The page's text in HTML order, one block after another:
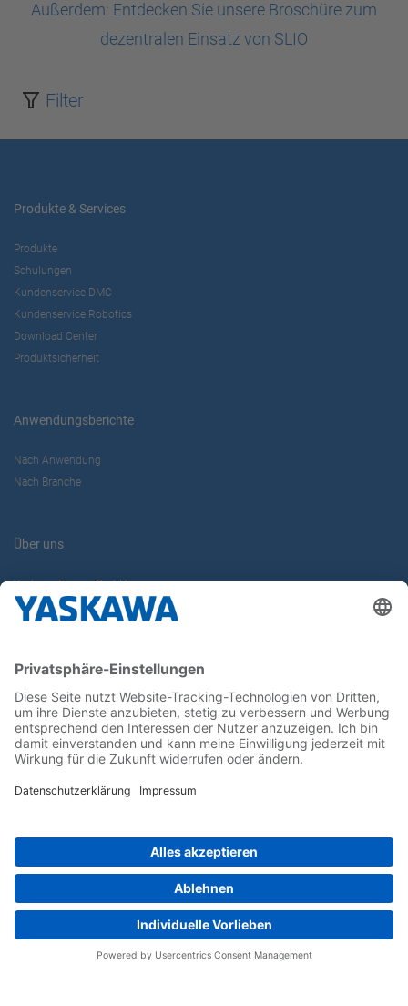
Außerdem: Entdecken Sie unsere Broschüre zum
dezentralen Einsatz von SLIO
Filter
Produkte & Services
Produkte
Schulungen
Kundenservice DMC
Kundenservice Robotics
Download Center
Produktsicherheit
Anwendungsberichte
Nach Anwendung
Nach Branche
Über uns
Yaskawa Europe GmbH
Karriere
Newsletter
Follow us on...
Home Impressum Privacy
Cookie Choices
Whistleblowing
Yaskawa Europe GmbH